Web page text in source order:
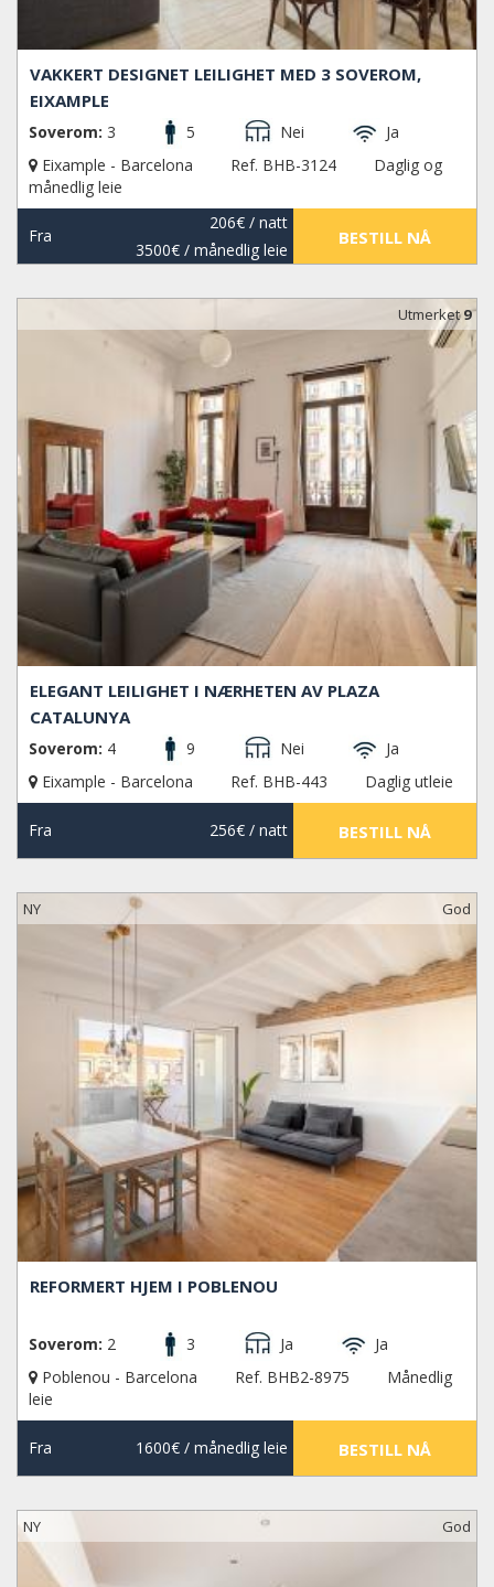
VAKKERT DESIGNET LEILIGHET MED 3 SOVEROM,
EIXAMPLE
Soverom: 3 5 Nei
Ja
Eixample - Barcelona
Ref. BHB-3124
Daglig og
månedlig leie
Fra
206€/ natt
3500€/ månedlig leie
BESTILL NÅ
Utmerket9
ELEGANT LEILIGHET I NÆRHETEN AV PLAZA
CATALUNYA
Soverom: 4 9 Nei
Ja
Eixample - Barcelona
Ref. BHB-443 Daglig utleie
Fra 256€/ natt BESTILL NÅ
NY God
REFORMERT HJEM I POBLENOU
Soverom: 2 3 Ja
Ja
Poblenou - Barcelona
Ref. BHB2-8975
Månedlig
leie
Fra 1600€/ månedlig leie BESTILL NÅ
NY God